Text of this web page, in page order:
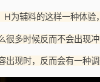
H为辅料的这样一种体验
很多时候反而不会出现
出现时，反而会有一种